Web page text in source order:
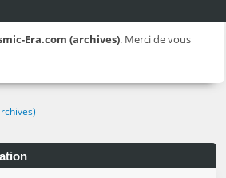
Era.com (archives). Merci de vous